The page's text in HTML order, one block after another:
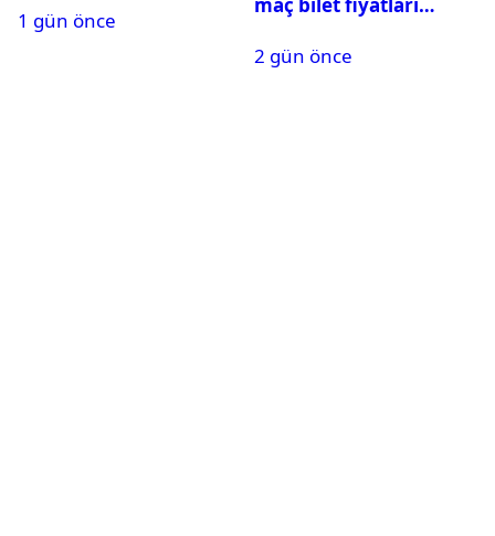
1 gün önce
maç bilet fiyatları
2 gün önce